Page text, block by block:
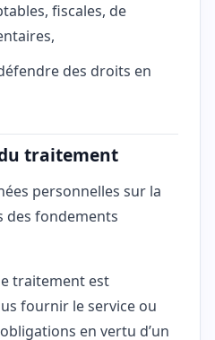
fiscales, de
des droits en
traitement
personnelles sur la
des fondements
traitement est
fournir le service ou
en vertu d’un